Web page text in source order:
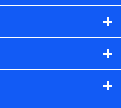
フィナンシャルグルー
約に関する情報。例と
氏名、住所、生年月
の関係、保険加入の目
険料のお支払方法、車
、建物の構造や築年数
などの情報などが含ま